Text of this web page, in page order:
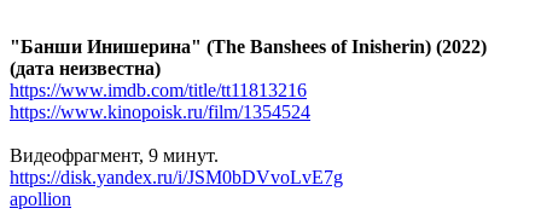
"Банши Инишерина" (The Banshees of Inisherin) (2022)
(дата неизвестна)
https://www.imdb.com/title/tt11813216
https://www.kinopoisk.ru/film/1354524
Видеофрагмент, 9 минут.
https://disk.yandex.ru/i/JSM0bDVvoLvE7g
apollion